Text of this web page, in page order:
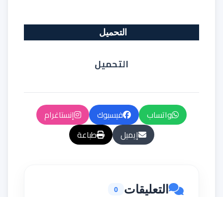
التحميل
التحميل
واتساب فيسبوك
إنستاغرام
إيميل
طباعة
التعليقات 0